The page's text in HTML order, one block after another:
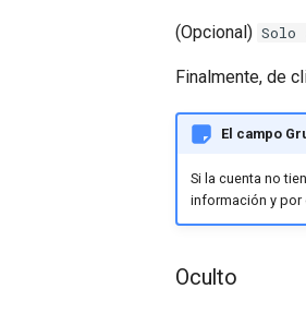
(Opcional) Solo
Finalmente, de
El campo
Si la cuenta no
información y por
Oculto